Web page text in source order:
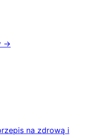
→
na zdrową i